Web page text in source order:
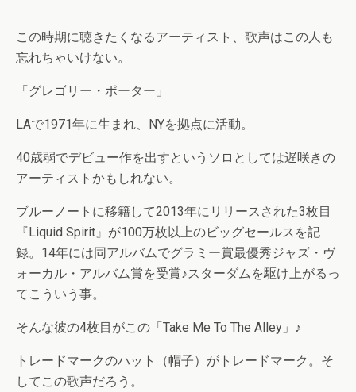
この時期に聴きたくなるアーティスト、歌声はこの人も
忘れちゃいけない。
「グレゴリー・ポーター」
LAで1971年に生まれ、NYを拠点に活動。
40歳弱でデビュー作を出すというソロとしては遅咲きの
アーティストかもしれない。
ブルーノートに移籍して2013年にリリースされた3枚目
『Liquid Spirit』が100万枚以上のビッグセールスを記
録。14年には同アルバムでグラミー賞最優秀ジャズ・ヴ
ォーカル・アルバム賞を受賞♪スターダムを駆け上がるっ
てこういう事。
そんな彼の4枚目がこの「Take Me To The Alley」♪
トレードマークのハット（帽子）がトレードマーク。そ
してこの歌声だろう。